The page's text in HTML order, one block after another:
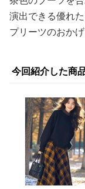
演出できる優れた
プリーツのおか
今回紹介した商